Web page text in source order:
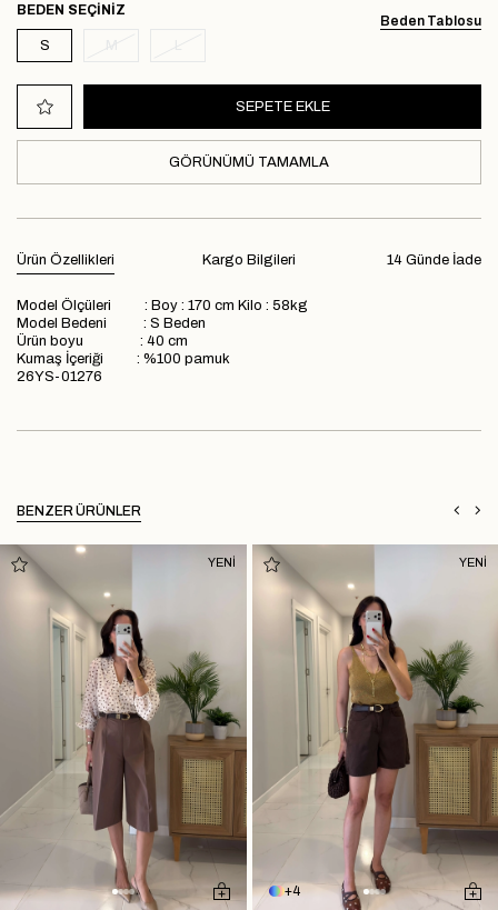
Beden Tablosu
BEDEN
S
GÖRÜNÜMÜ TAMAMLA
Ürün Özellikleri 14 Günde İade
Kargo Bilgileri
Model Ölçüleri : Boy : 170 cm Kilo : 58kg
Model Bedeni : S Beden
Ürün boyu : 40 cm
Kumaş İçeriği : %100 pamuk
26YS-01276
BENZER ÜRÜNLER
YENİ
4
YENİ